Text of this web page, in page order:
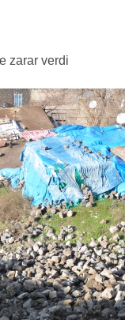
zarar verdi